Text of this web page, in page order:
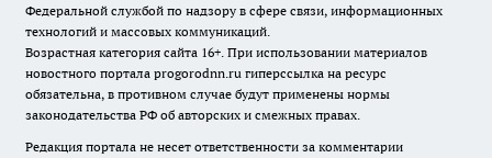
Федеральной службой по надзору в сфере связи, информационных
технологий и массовых коммуникаций.
Возрастная категория сайта 16+. При использовании материалов
новостного портала progorodnn.ru гиперссылка на ресурс
обязательна, в противном случае будут применены нормы
законодательства РФ об авторских и смежных правах.
Редакция портала не несет ответственности за комментарии